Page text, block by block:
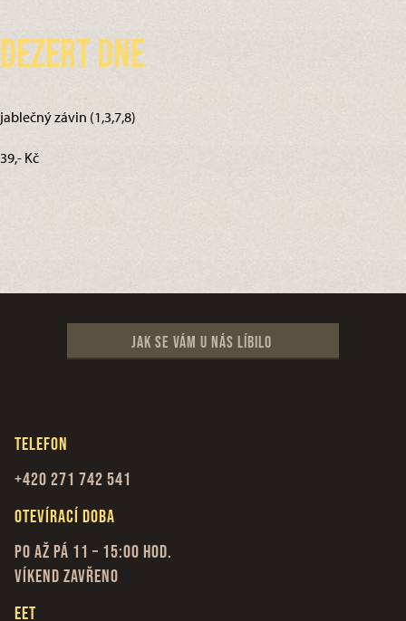
Dezert dne
jablečný závin (1,3,7,8)
39,- Kč
Jak se vám u nás líbilo
Telefon
+420 271 742 541
Otevírací doba
Po až Pá 11 – 15:00 hod.
Víkend zavřeno
EET